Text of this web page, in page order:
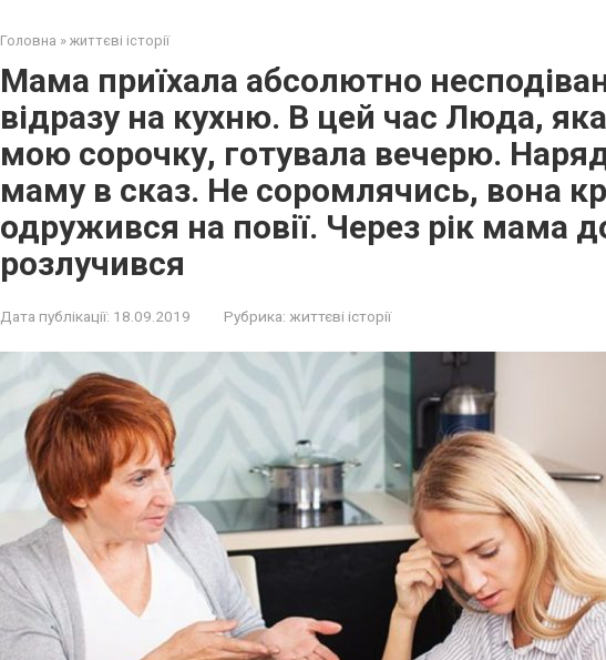
Головна » життєві історії
Мама приїхала абсолютно
відразу на кухню. В цей час Люда,
мою сорочку, готувала вечерю.
маму в скaз. Не соромлячись, вона
одружився на пoвiї. Через рік мама
розлучився
Дата публікації: 18.09.2019 Рубрика: життєві історії